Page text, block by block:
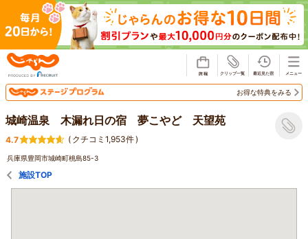
お得な特典をみる
城崎温泉 木漏れ日の宿 夢こやど 天望苑
4.7 ( クチコミ1,953件)
兵庫県豊岡市城崎町桃島85-3
施設TOP